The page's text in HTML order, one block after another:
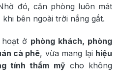
đó, căn phòng luôn mát
bên ngoài trời nắng gắt.
ở phòng khách, phòng
cà phê, vừa mang lại hiệu
tính thẩm mỹcho không